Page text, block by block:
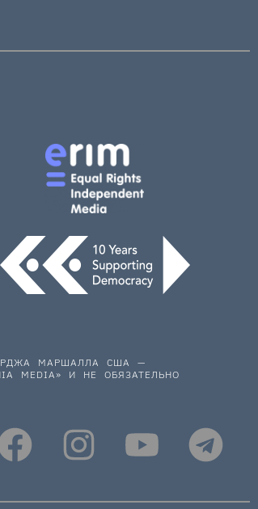
МАРШАЛЛА США —
MEDIA» И НЕ ОБЯЗАТЕЛЬНО